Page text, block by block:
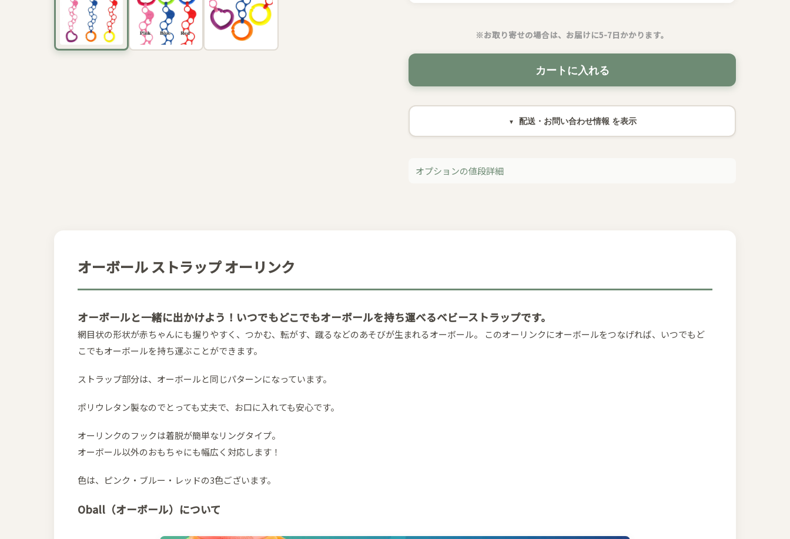
※お取り寄せの場合は、お届けに5-7日かかります。
カートに入れる
配送・お問い合わせ情報
オプションの値段詳細
オーボール ストラップ オーリンク
オーボールと一緒に出かけよう！いつでもどこでもオーボールを持ち運べるベビーストラップです。
網目状の形状が赤ちゃんにも握りやすく、つかむ、転がす、蹴るなどのあそびが生まれるオーボール。 このオーリンクにオーボールをつなげれば、いつでもど
こでもオーボールを持ち運ぶことができます。
ストラップ部分は、オーボールと同じパターンになっています。
ポリウレタン製なのでとっても丈夫で、お口に入れても安心です。
オーリンクのフックは着脱が簡単なリングタイプ。
オーボール以外のおもちゃにも幅広く対応します！
色は、ピンク・ブルー・レッドの3色ございます。
Oball（オーボール）について